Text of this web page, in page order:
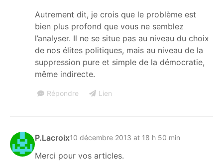
Autrement dit, je crois que le problème est
bien plus profond que vous ne semblez
l’analyser. Il ne se situe pas au niveau du choix
de nos élites politiques, mais au niveau de la
suppression pure et simple de la démocratie,
même indirecte.
Répondre Lien
P.Lacroix10 décembre 2013 at 18 h 50 min
Merci pour vos articles.